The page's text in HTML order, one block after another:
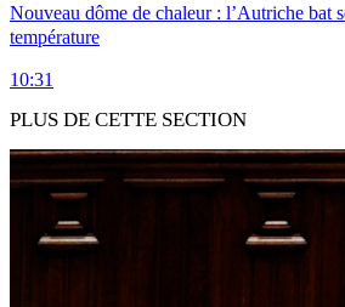
Nouveau dôme de chaleur : l’Autriche bat
température
10:31
PLUS DE CETTE SECTION